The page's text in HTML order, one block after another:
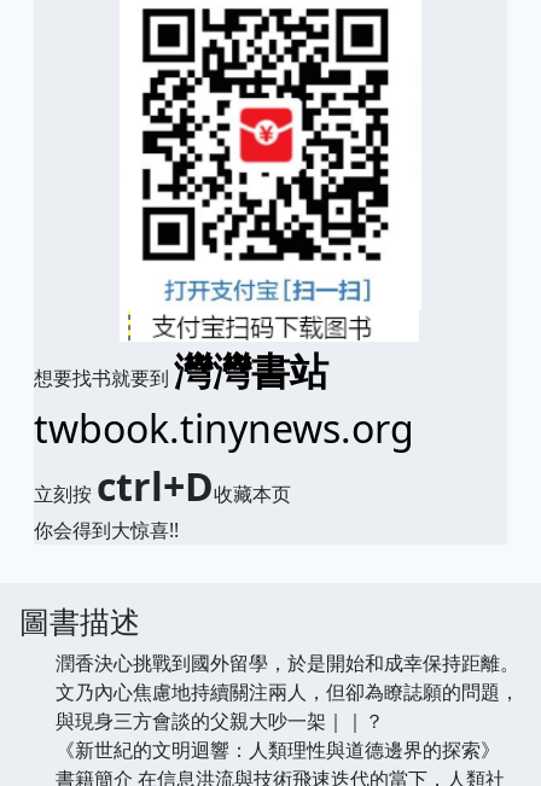
想要找书就要到 灣灣書站
twbook.tinynews.org
立刻按 ctrl+D收藏本页
你会得到大惊喜!!
圖書描述
潤香決心挑戰到國外留學，於是開始和成幸保持距離。
文乃內心焦慮地持續關注兩人，但卻為瞭誌願的問題，
與現身三方會談的父親大吵一架｜｜？
《新世紀的文明迴響：人類理性與道德邊界的探索》
書籍簡介 在信息洪流與技術飛速迭代的當下，人類社